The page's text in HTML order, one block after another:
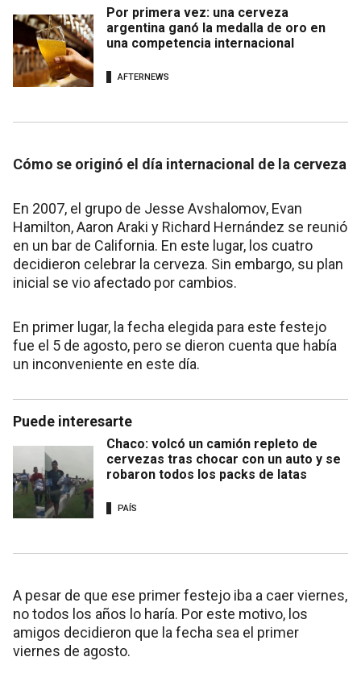
Por primera vez: una cerveza
argentina ganó la medalla de oro en
una competencia internacional
AFTERNEWS
Cómo se originó el día internacional de la cerveza
En 2007, el grupo de Jesse Avshalomov, Evan
Hamilton, Aaron Araki y Richard Hernández se reunió
en un bar de California. En este lugar, los cuatro
decidieron celebrar la cerveza. Sin embargo, su plan
inicial se vio afectado por cambios.
En primer lugar, la fecha elegida para este festejo
fue el 5 de agosto, pero se dieron cuenta que había
un inconveniente en este día.
Puede interesarte
Chaco: volcó un camión repleto de
cervezas tras chocar con un auto y se
robaron todos los packs de latas
PAÍS
A pesar de que ese primer festejo iba a caer viernes,
no todos los años lo haría. Por este motivo, los
amigos decidieron que la fecha sea el primer
viernes de agosto.